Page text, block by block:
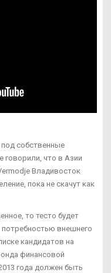
собственные
говорили, что в Азии
Владивосток
пока не скачут как
то тесто будет
внешнего
кандидатов на
финансовой
года должен быть